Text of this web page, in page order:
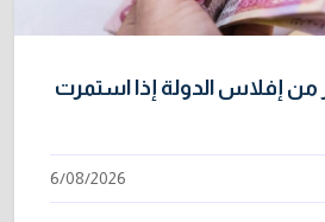
من إفلاس الدولة إذا استمرت
6/08/2026